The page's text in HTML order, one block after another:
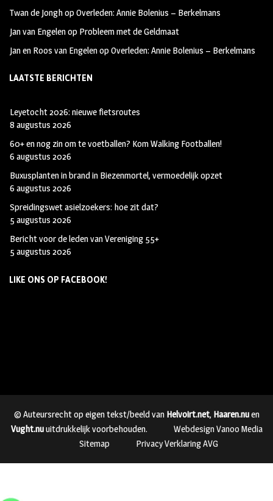
Twan de JonghopOverleden: Annie Bolenius – Berkelmans
Jan van Engelenop Probleem met de Geldmaat
Jan en Roos van EngelenopOverleden: Annie Bolenius – Berkelmans
LAATSTE BERICHTEN
Leyetocht 2026: nieuwe fietsroutes
8 augustus 2026
60+ en nog zin om te voetballen? Kom Walking Footballen!
6 augustus 2026
Buxusplanten in brand in Biezenmortel, vermoedelijk opzet
6 augustus 2026
Spreidingswet asielzoekers: hoe zit dat?
5 augustus 2026
Bericht voor de leden van Vereniging 55+
5 augustus 2026
LIKE ONS OP FACEBOOK!
© Auteursrecht op eigen tekst/beeld van Helvoirt.net, Haaren.nuen
Vught.nuuitdrukkelijk voorbehouden.
Webdesign Vanoo Media
Sitemap
Privacy Verklaring AVG